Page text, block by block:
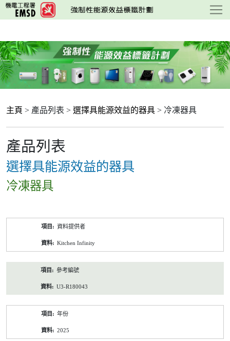
跳
至
要
內
容
主頁 > 產品列表 > 選擇具能源效益的器具 > 冷凍器具
產品列表
選擇具能源效益的器具
冷凍器具
資料提供者
Kitchen Infinity
參考編號
U3-R180043
年份
2025